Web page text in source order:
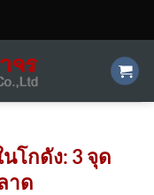
โกดัง: 3 จุด
าด